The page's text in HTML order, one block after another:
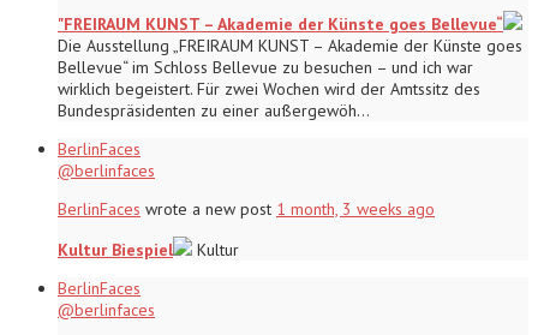
"FREIRAUM KUNST – Akademie der Künste goes Bellevue“
Die Ausstellung „FREIRAUM KUNST – Akademie der Künste goes
Bellevue“ im Schloss Bellevue zu besuchen – und ich war
wirklich begeistert. Für zwei Wochen wird der Amtssitz des
Bundespräsidenten zu einer außergewöh…
BerlinFaces
@berlinfaces
BerlinFaces wrote a new post 1 month, 3 weeks ago
Kultur Biespiel
Kultur
BerlinFaces
@berlinfaces